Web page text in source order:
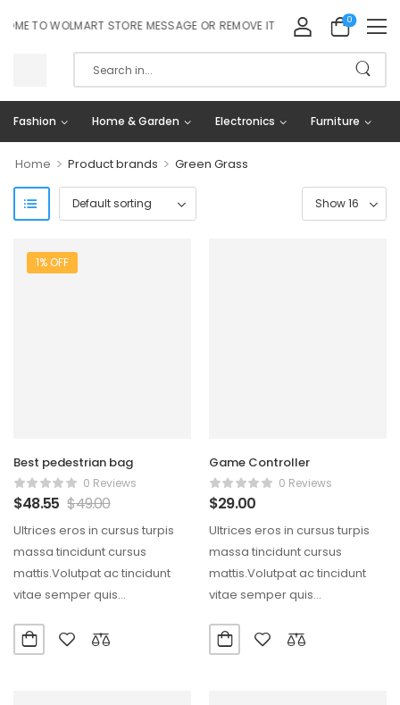
TO WOLMART STORE MESSAGE OR REMOVE IT! 0
Fashion Home & Garden Electronics Furniture
Home > Product brands > Green Grass
1% OFF
Best pedestrian bag
0 Reviews
$48.55 $49.00
Ultrices eros in cursus turpis
massa tincidunt cursus
mattis.Volutpat ac tincidunt
vitae semper quis
maecenas ultricies mi…
Game Controller
0 Reviews
$29.00
Ultrices eros in cursus turpis
massa tincidunt cursus
mattis.Volutpat ac tincidunt
vitae semper quis
maecenas ultricies mi…